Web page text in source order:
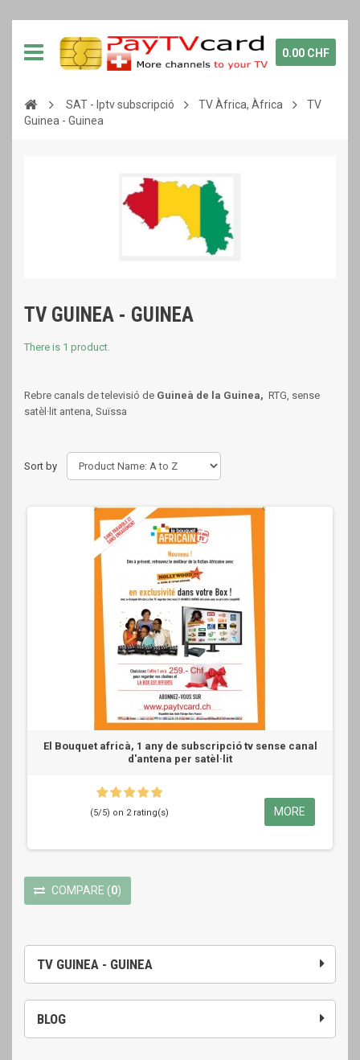
0.00 CHF
SAT - Iptv subscripció TV Àfrica, Àfrica
TV
Guinea - Guinea
TV GUINEA - GUINEA
BLOG
TV GUINEA - GUINEA
There is 1 product.
Rebre canals de televisió de Guineà de la Guinea, RTG, sense
satèl·lit antena, Suïssa
Sort by
El Bouquet africà, 1 any de subscripció tv sense canal
d'antena per satèl·lit
(5/5) on 2 rating(s) MORE
COMPARE (0)